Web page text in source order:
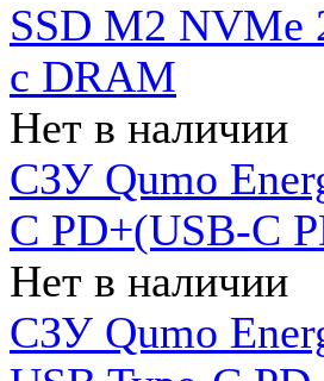
SSD M2 NVMe
c DRAM
Нет в наличии
СЗУ Qumo
C PD+(USB-C
Нет в наличии
СЗУ Qumo